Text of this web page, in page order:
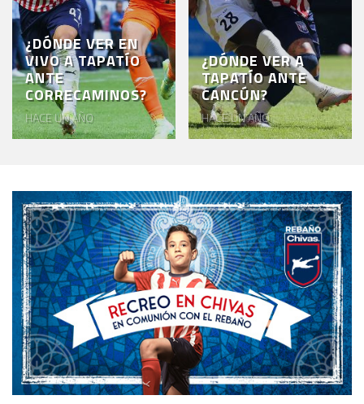
¿DÓNDE VER EN
VIVO A TAPATÍO
ANTE
CORRECAMINOS?
HACE UN AÑO
¿DÓNDE VER A
TAPATÍO ANTE
CANCÚN?
HACE UN AÑO